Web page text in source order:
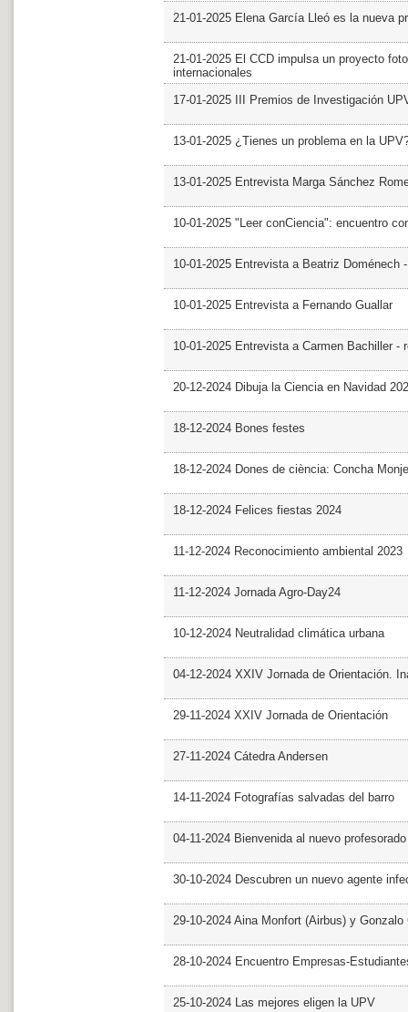
21-01-2025 Elena García Lleó es la nueva
21-01-2025 El CCD impulsa un proyecto
internacionales
17-01-2025 III Premios de Investigación
13-01-2025 ¿Tienes un problema en la
13-01-2025 Entrevista Marga Sánchez
10-01-2025 "Leer conCiencia": encuentro
10-01-2025 Entrevista a Beatriz Doménech
10-01-2025 Entrevista a Fernando Guallar
10-01-2025 Entrevista a Carmen Bachiller -
20-12-2024 Dibuja la Ciencia en Navidad
18-12-2024 Bones festes
18-12-2024 Dones de ciència: Concha Monje
18-12-2024 Felices fiestas 2024
11-12-2024 Reconocimiento ambiental 2023
11-12-2024 Jornada Agro-Day24
10-12-2024 Neutralidad climática urbana
04-12-2024 XXIV Jornada de Orientación.
29-11-2024 XXIV Jornada de Orientación
27-11-2024 Cátedra Andersen
14-11-2024 Fotografías salvadas del barro
04-11-2024 Bienvenida al nuevo profesorado
30-10-2024 Descubren un nuevo agente
29-10-2024 Aina Monfort (Airbus) y
28-10-2024 Encuentro Empresas-
25-10-2024 Las mejores eligen la UPV